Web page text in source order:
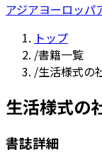
アジアヨーロッパ
トップ
/書籍一覧
/生活様式の
生活様式の
書誌詳細